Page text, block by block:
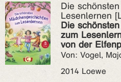
Die
Lesenlernen
Die
zum
von der
Von: Vogel,
2014 Loewe